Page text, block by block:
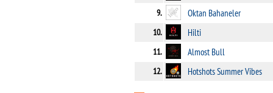
9. Oktan Bahaneler
10. Hilti
11. Almost Bull
12. Hotshots Summer Vibes